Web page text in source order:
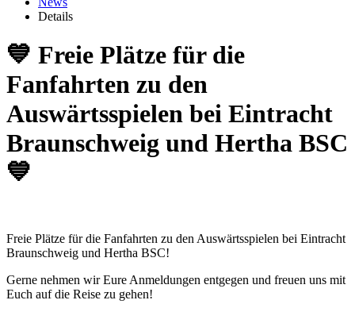
Details
💙 Freie Plätze für die
Fanfahrten zu den
Auswärtsspielen bei Eintracht
Braunschweig und Hertha BSC
💙
Freie Plätze für die Fanfahrten zu den Auswärtsspielen bei Eintracht
Braunschweig und Hertha BSC!
Gerne nehmen wir Eure Anmeldungen entgegen und freuen uns mit
Euch auf die Reise zu gehen!